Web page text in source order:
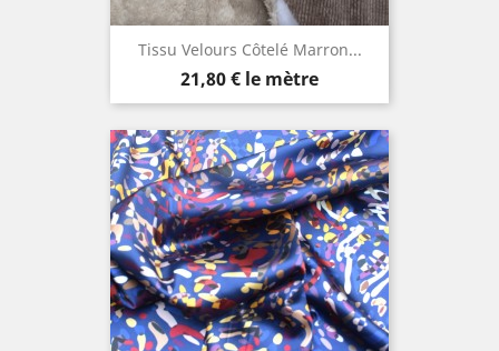
Tissu Velours Côtelé Marron...
Prix
21,80 € le mètre